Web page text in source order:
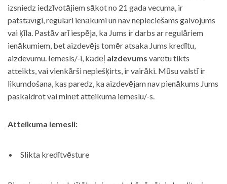
izsniedz iedzīvotājiem sākot no 21 gada vecuma, ir
patstāvīgi, regulāri ienākumi un nav nepieciešams galvojums
vai ķīla. Pastāv arī iespēja, ka Jums ir darbs ar regulāriem
ienākumiem, bet aizdevējs tomēr atsaka Jums kredītu,
aizdevumu. Iemesls/-i, kādēļ aizdevums varētu tikts
atteikts, vai vienkārši nepiešķirts, ir vairāki. Mūsu valstī ir
likumdošana, kas paredz, ka aizdevējam nav pienākums Jums
paskaidrot vai minēt atteikuma iemeslu/-s.
Atteikuma iemesli:
Slikta kredītvēsture